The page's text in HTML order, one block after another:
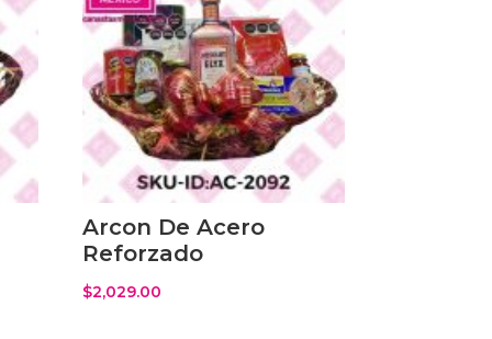
Arcon De Acero
Reforzado
$2,029.00